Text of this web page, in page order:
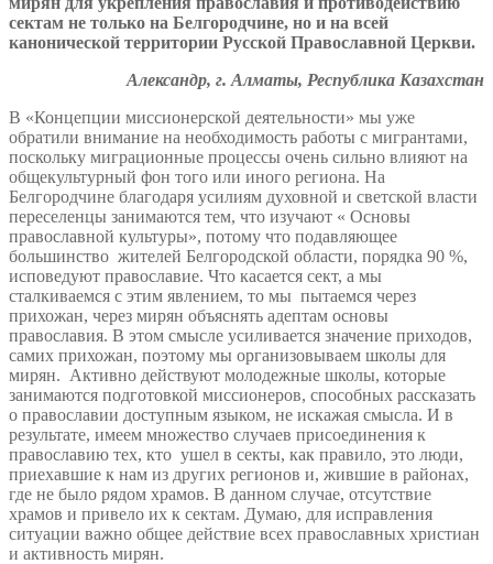
сектам не только на Белгородчине, но и на всей
канонической территории Русской Православной Церкви.
Александр, г. Алматы, Республика Казахстан
В «Концепции миссионерской деятельности» мы уже
обратили внимание на необходимость работы с мигрантами,
поскольку миграционные процессы очень сильно влияют на
общекультурный фон того или иного региона. На
Белгородчине благодаря усилиям духовной и светской власти
переселенцы занимаются тем, что изучают « Основы
православной культуры», потому что подавляющее
большинство жителей Белгородской области, порядка 90 %,
исповедуют православие. Что касается сект, а мы
сталкиваемся с этим явлением, то мы пытаемся через
прихожан, через мирян объяснять адептам основы
православия. В этом смысле усиливается значение приходов,
самих прихожан, поэтому мы организовываем школы для
мирян. Активно действуют молодежные школы, которые
занимаются подготовкой миссионеров, способных рассказать
о православии доступным языком, не искажая смысла. И в
результате, имеем множество случаев присоединения к
православию тех, кто ушел в секты, как правило, это люди,
приехавшие к нам из других регионов и, жившие в районах,
где не было рядом храмов. В данном случае, отсутствие
храмов и привело их к сектам. Думаю, для исправления
ситуации важно общее действие всех православных христиан
и активность мирян.